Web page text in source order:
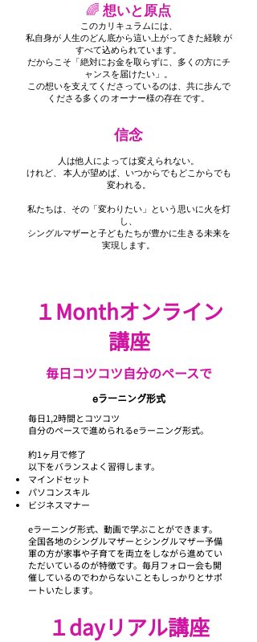
🌈 想いと原点
このカリキュラムには、
私自身が 人生のどん底から這い上がってきた経験 が
すべて込められています。
だからこそ「絶対にお金を取らずに、多くの方にチ
ャンスを届けたい」。
この想いを支えてくださっているのは、共に歩んで
くださる多くの オーナー様の存在 です。
信念
人は他人によっては変えられない。
けれど、 本人が望めば、いつからでもどこからでも
変われる。
私たちは、その「変わりたい」という思いに火を灯
し、
シングルマザーと子どもたちが豊かに生きる未来を
実現します。
１Monthオンライン
講座
毎日コツコツ自分のペースで
eラーニング形式
毎日1,2時間とコツコツ
自分のペースで進められるeラーニング形式。
約1ヶ月で修了
以下をバランスよく習得します。
マインドセット
パソコンスキル
ビジネスマナー
eラーニング形式、動画で学ぶことができます。
全国各地のシングルマザーとシングルマザー予備
軍の方が家事や子育てを両立をしながら進めてい
ただいているのが特徴です。毎月フォロー会も開
催しているのでわからないこともしっかりとサポ
ートいたします。
１dayリアル講座